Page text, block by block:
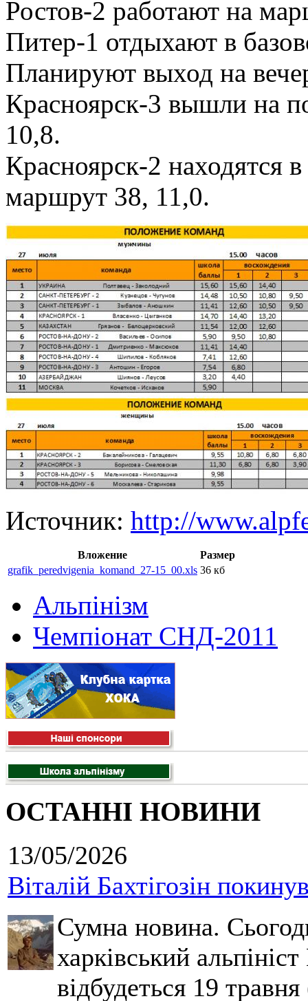
Ростов-2 работают на
Питер-1 отдыхают в
Планируют выход на
Красноярск-3 вышли на
10,8.
Красноярск-2 находятся
маршрут 38, 11,0.
Источник: http://
Вложение
Размер
grafik_peredvigenia_komand_27-15_00.xls 36 кб
Альпінізм
Чемпіонат СНД-2011
ОСТАННІ НОВИНИ
13/05/2026
Віталій Бахтігозін
Сумна новина.
харківський
відбудеться 19